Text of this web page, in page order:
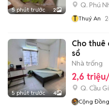
5 phút trước 2
Q. Phú
T Thuý An
5 phút trước 4
Cho thuê
sổ
Nhà trống
2,6
Q. Cầu
Cộng